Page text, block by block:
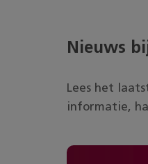
Nieuws
Lees het
informatie,